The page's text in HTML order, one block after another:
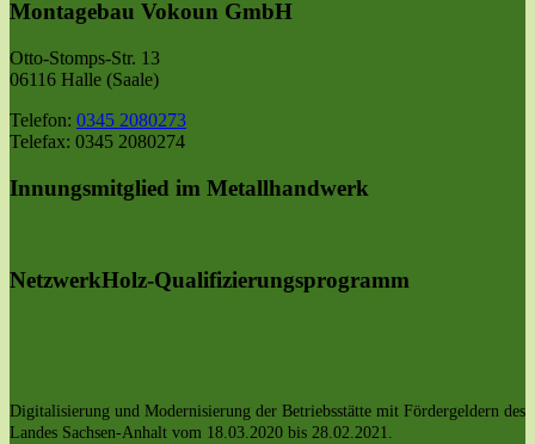
Montagebau Vokoun GmbH
Otto-Stomps-Str. 13
06116 Halle (Saale)
Telefon: 0345 2080273
Telefax: 0345 2080274
Innungsmitglied im Metallhandwerk
NetzwerkHolz-Qualifizierungsprogramm
Digitalisierung und Modernisierung der Betriebsstätte mit Fördergeldern des
Landes Sachsen-Anhalt vom 18.03.2020 bis 28.02.2021.